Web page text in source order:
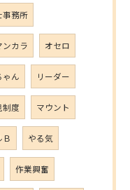
事務所
ンカラ オセロ
ゃん リーダー
制度 マウント
やる気
作業興奮